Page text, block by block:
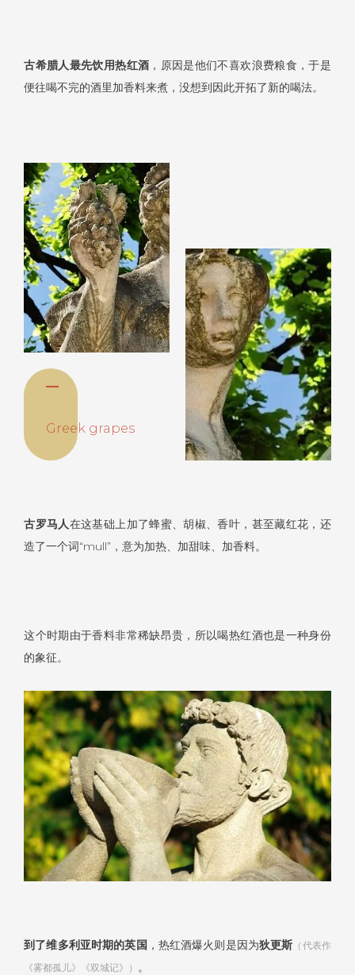
古希腊人最先饮用热红酒 ，原因是他们不喜欢浪费粮食，于是
便往喝不完的酒里加香料来煮，没想到因此开拓了新的喝法。
—
Greek grapes
古罗马人在这基础上加了蜂蜜、胡椒、香叶，甚至藏红花，还
造了一个词“mull”，意为加热、加甜味、加香料。
这个时期由于香料非常稀缺昂贵，所以喝热红酒也是一种身份
的象征。
到了维多利亚时期的英国 ，热红酒爆火则是因为狄更斯 （ 代表作
《雾都孤儿》《双城记》） 。